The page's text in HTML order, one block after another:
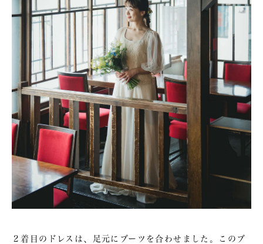
２着目のドレスは、足元にブーツを合わせました。このブ